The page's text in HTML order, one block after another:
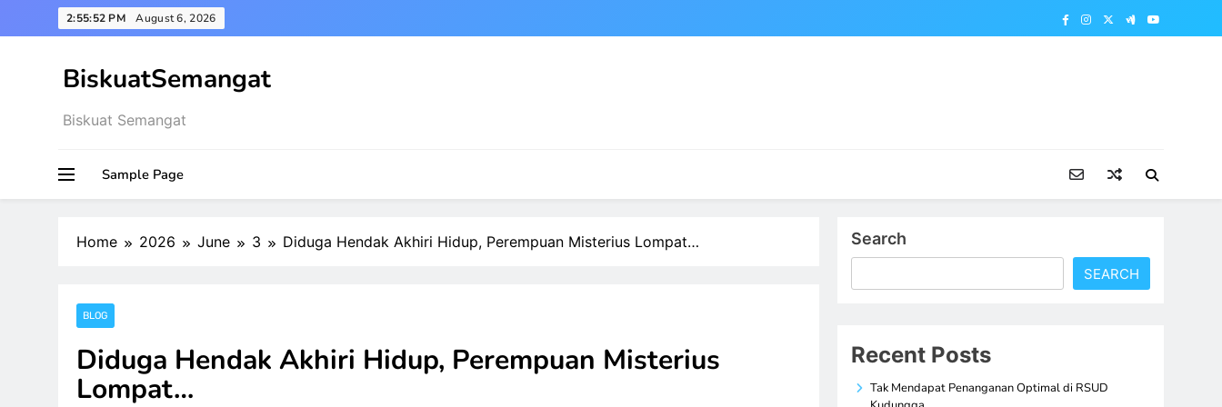
to
2:55:54 PM August 6, 2026
BiskuatSemangat
Biskuat Semangat
Sample Page
Home 2026 June 3 Diduga Hendak Akhiri Hidup, Perempuan Misterius Lompat…
BLOG
Diduga Hendak Akhiri Hidup, Perempuan Misterius
Lompat…
Search
SEARCH
Recent Posts
Tak Mendapat Penanganan Optimal di RSUD